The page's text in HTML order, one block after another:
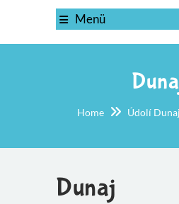
Menü
Home Údolí
Dunaj